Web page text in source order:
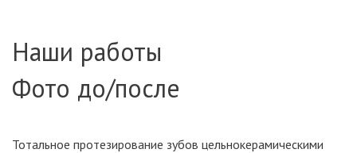
Наши работы
Фото до/после
Тотальное протезирование зубов цельнокерамическими